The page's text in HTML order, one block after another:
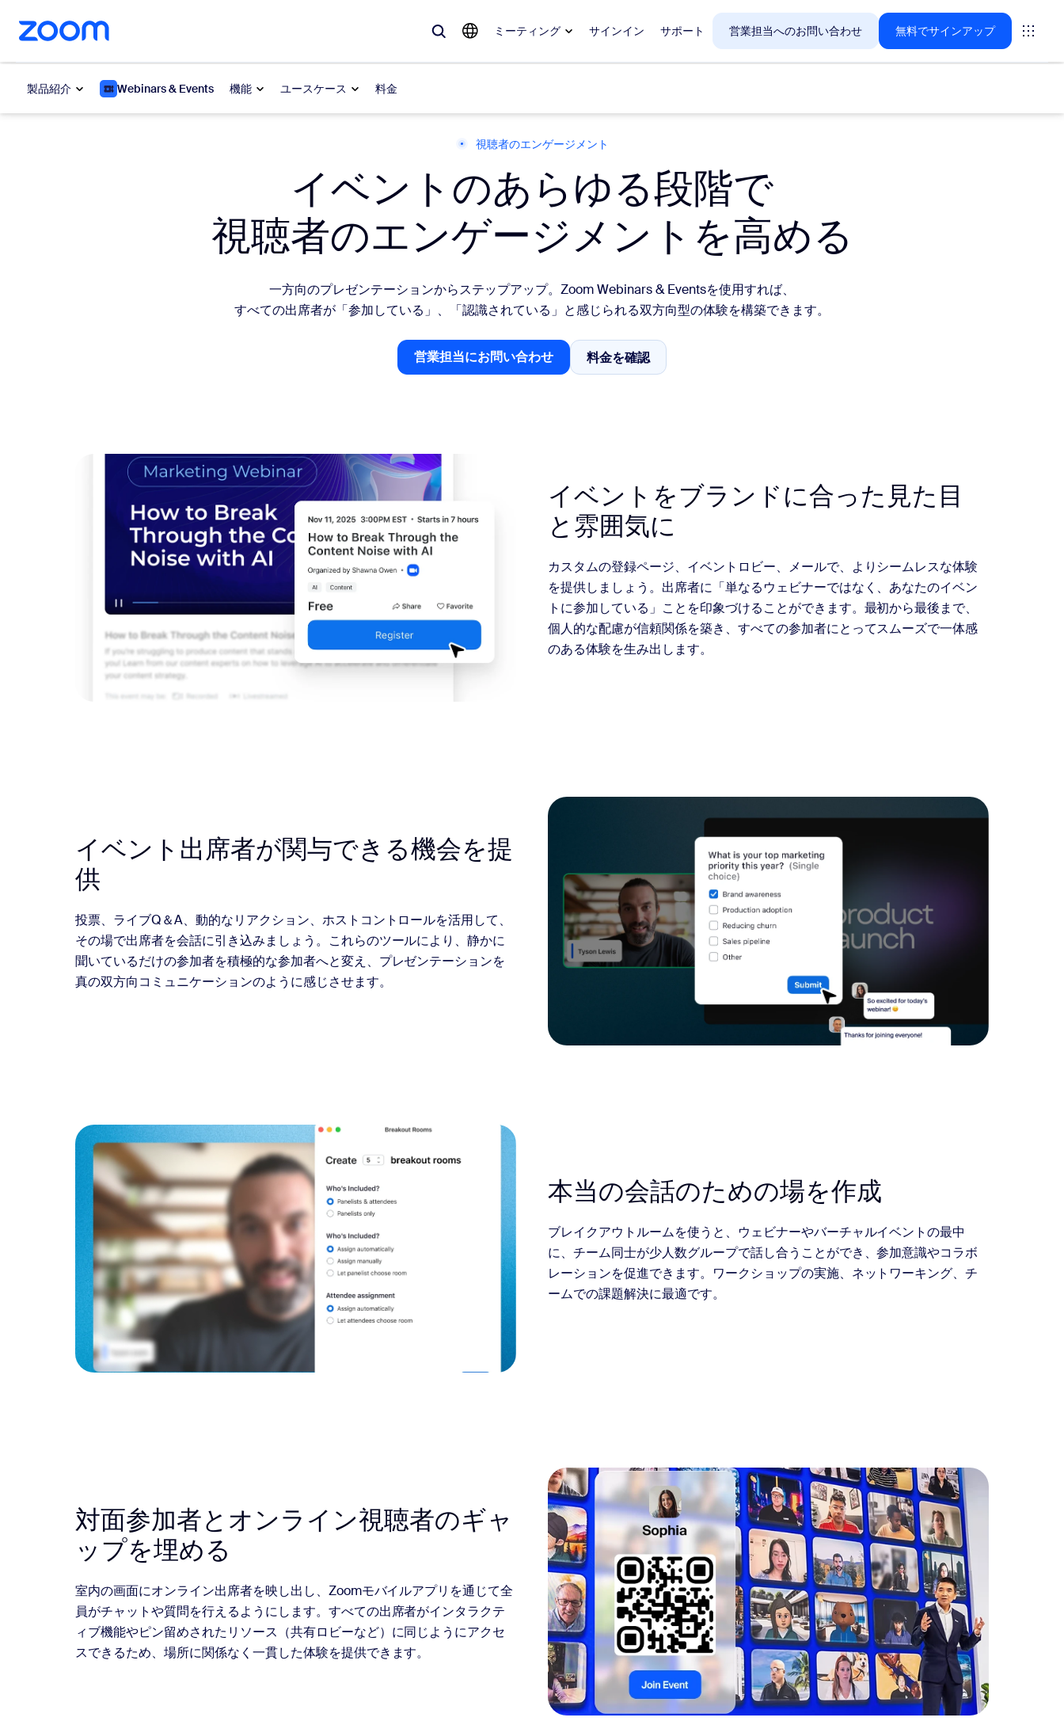
テンツへスキップ
ャットへスキップ
製品紹介 Webinars & Events 機能 ユースケース 料金
ミーティング サインイン サポート 営業担当へのお問い合わせ 無料でサインアップ
注目を集めているもの、トレンドになっているもの、話題を呼んでいるもの — Zoomのお客様が今関心を寄せているソリューションをご紹
介します。
My Notes ミーティング
電話 Canvas
Contact Center
デスクトップにインストール
ダウンロードセンター
お問い合わせ
+1.888.799.9666/+1-888-303-1012
視聴者のエンゲージメント
イベントのあらゆる段階で
視聴者のエンゲージメントを高める
一方向のプレゼンテーションからステップアップ。Zoom Webinars & Eventsを使用すれば、
すべての出席者が「参加している」、「認識されている」と感じられる双方向型の体験を構築できます。
営業担当にお問い合わせ
営業担当にお問い合わせ
料金を確認
料金を確認
イベントをブランドに合った見た目
と雰囲気に
カスタムの登録ページ、イベントロビー、メールで、よりシームレスな体験
を提供しましょう。出席者に「単なるウェビナーではなく、あなたのイベン
トに参加している」ことを印象づけることができます。最初から最後まで、
個人的な配慮が信頼関係を築き、すべての参加者にとってスムーズで一体感
のある体験を生み出します。
イベント出席者が関与できる機会を提
供
投票、ライブQ＆A、動的なリアクション、ホストコントロールを活用して、
その場で出席者を会話に引き込みましょう。これらのツールにより、静かに
聞いているだけの参加者を積極的な参加者へと変え、プレゼンテーションを
真の双方向コミュニケーションのように感じさせます。
本当の会話のための場を作成
ブレイクアウトルームを使うと、ウェビナーやバーチャルイベントの最中
に、チーム同士が少人数グループで話し合うことができ、参加意識やコラボ
レーションを促進できます。ワークショップの実施、ネットワーキング、チ
ームでの課題解決に最適です。
対面参加者とオンライン視聴者のギャ
ップを埋める
室内の画面にオンライン出席者を映し出し、Zoomモバイルアプリを通じて全
員がチャットや質問を行えるようにします。すべての出席者がインタラクテ
ィブ機能やピン留めされたリソース（共有ロビーなど）に同じようにアクセ
スできるため、場所に関係なく一貫した体験を提供できます。